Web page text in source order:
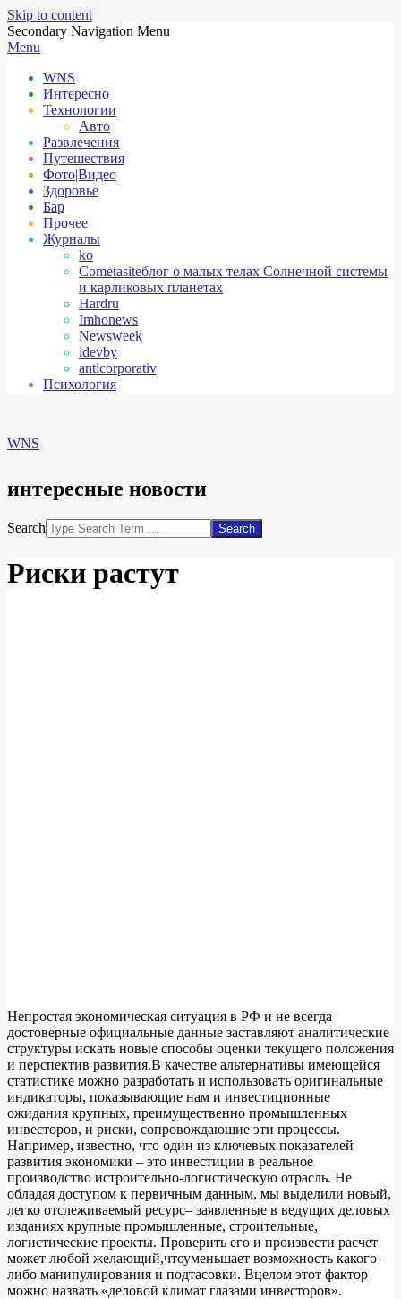
Skip to content
Secondary Navigation Menu
Menu
WNS
Интересно
Технологии
Авто
Развлечения
Путешествия
Фото|Видео
Здоровье
Бар
Прочее
Журналы
ko
Cometasiteблог о малых телах Солнечной системы
и карликовых планетах
Hardru
Imhonews
Newsweek
idevby
anticorporativ
Психология
WNS
интересные новости
Search
Риски растут
Непростая экономическая ситуация в РФ и не всегда
достоверные официальные данные заставляют аналитические
структуры искать новые способы оценки текущего положения
и перспектив развития.В качестве альтернативы имеющейся
статистике можно разработать и использовать оригинальные
индикаторы, показывающие нам и инвестиционные
ожидания крупных, преимущественно промышленных
инвесторов, и риски, сопровождающие эти процессы.
Например, известно, что один из ключевых показателей
развития экономики – это инвестиции в реальное
производство истроительно-логистическую отрасль. Не
обладая доступом к первичным данным, мы выделили новый,
легко отслеживаемый ресурс– заявленные в ведущих деловых
изданиях крупные промышленные, строительные,
логистические проекты. Проверить его и произвести расчет
может любой желающий,чтоуменьшает возможность какого-
либо манипулирования и подтасовки. Вцелом этот фактор
можно назвать «деловой климат глазами инвесторов».